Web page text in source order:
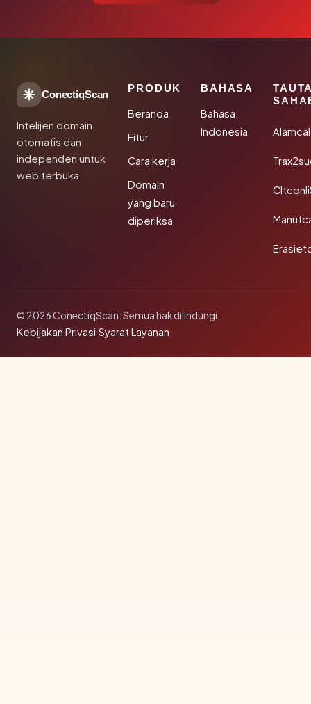
ConectiqScan
Intelijen domain
otomatis dan
independen untuk
web terbuka.
PRODUK
Beranda
Fitur
Cara kerja
Domain
yang baru
diperiksa
BAHASA
Bahasa
Indonesia
© 2026 ConectiqScan. Semua hak dilindungi.
Kebijakan Privasi·Syarat Layanan